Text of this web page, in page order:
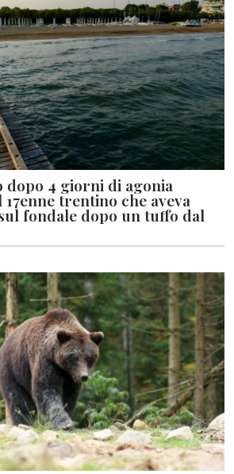
dopo 4 giorni di agonia
trentino che aveva
fondale dopo un tuffo dal